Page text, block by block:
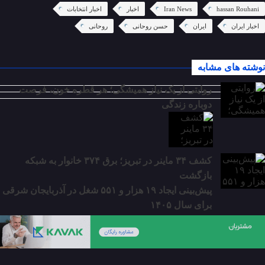
hassan Rouhani
Iran News اخبار اخبار انتخابات
اخبار ایران ایران حسن روحانی روحانی
نوشته های مشابه
روایتی از یک نیاز همیشگی؛ هر قطره خون، فرصت
دوباره زندگی
کشف ۳۴ ماینر در تبریز؛ برق ۳۷۴ خانوار به شبکه
بازگشت
پیش‌بینی ایجاد ۱۹ هزار و ۵۵۱ شغل در آذربایجان شرقی
برای سال ۱۴۰۵